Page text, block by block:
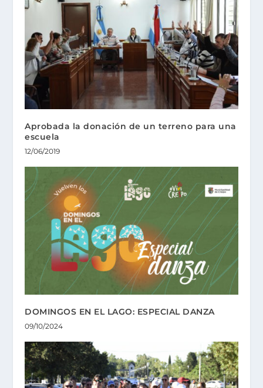
Aprobada la donación de un terreno para una
escuela
12/06/2019
DOMINGOS EN EL LAGO: ESPECIAL DANZA
09/10/2024